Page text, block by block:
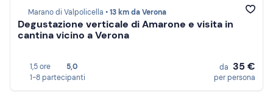
Marano di Valpolicella •13 km da Verona
Degustazione verticale di Amarone e visita in
cantina vicino a Verona
1,5 ore
5,0
1-8 partecipanti
da 35 €
per persona